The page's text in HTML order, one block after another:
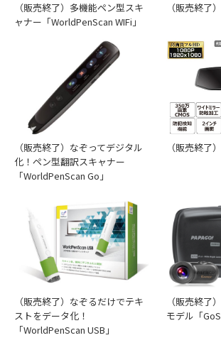
取付方法
①ルームミラー専用フレームのツメを本体
ください（カチッと音が鳴るまでハメこみ
②ルームミラー専用フレームを車載ルーム
んで、 取り付けてください。ルームミラー
取り付け部下側にある2本の固定用バーは
合わせて伸縮します。
③本体の角度を最適なカメラアングルに調
④シガープラグを本体Mini USB端子と車の
（販売終了）多機能ペン型スキ
ャナー「WorldPenScan WIFi」
（販売終了
（販売終了）なぞってデジタル
化！ペン型翻訳スキャナー
「WorldPenScan Go」
（販売終了
（販売終了）なぞるだけでテキ
ストをデータ化！
「WorldPenScan USB」
（販売終了
モデル「